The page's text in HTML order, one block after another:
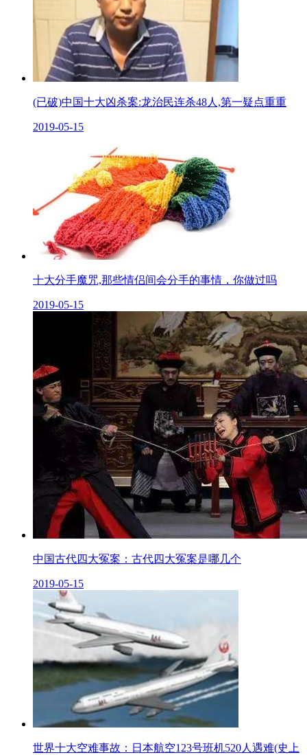
(已破)中国十大凶杀案:龙治民连杀48人,第一疑点重重
2019-05-15
十大分手魔咒,那些情侣间会分手的事情，你做过吗
2019-05-15
中国古代四大冤案：古代四大冤案是哪几个
2019-05-15
世界十大空难事故：日本航空123号班机520人遇难(史上